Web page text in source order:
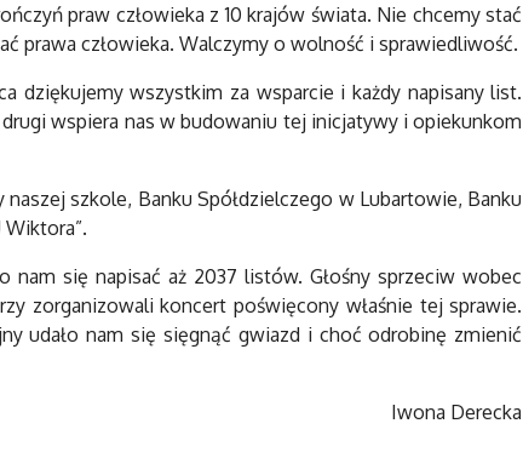
praw człowieka z 10 krajów świata. Nie chcemy stać
prawa człowieka. Walczymy o wolność i sprawiedliwość.
dziękujemy wszystkim za wsparcie i każdy napisany list.
wspiera nas w budowaniu tej inicjatywy i opiekunkom
szkole, Banku Spółdzielczego w Lubartowie, Banku
się napisać aż 2037 listów. Głośny sprzeciw wobec
zorganizowali koncert poświęcony właśnie tej sprawie.
udało nam się sięgnąć gwiazd i choć odrobinę zmienić
Iwona Derecka